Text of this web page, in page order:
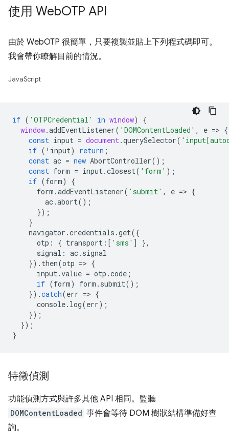
使用 WebOTP API
由於 WebOTP 很簡單，只要複製並貼上下列程式碼即可。
我會帶你瞭解目前的情況。
JavaScript
if ( 'OTPCredential' in window)
{
window.addEventListener( 'DOMContentLoaded' , e => {
const input = document.querySelector(
if ( ! input) return ;
const ac = new AbortController();
const form = input.closest( 'form' );
if (form)
{
form .addEventListener( 'submit' , e => {
ac.abort();
});
}
navigator .credentials .get({
otp : { transport : [ 'sms' ]
},
signal : ac. signal
}). then(otp => {
input.value = otp .code ;
if (form) form . submit();
}).catch(err => {
console. log(err);
});
});
}
特徵偵測
功能偵測方式與許多其他 API 相同。監聽
DOMContentLoaded 事件會等待 DOM 樹狀結構準備好查
詢。